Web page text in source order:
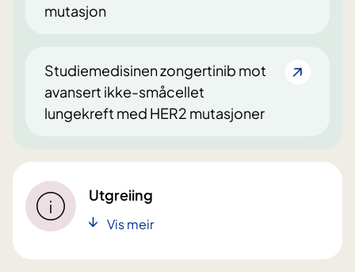
mutasjon
Studiemedisinen zongertinib mot
avansert ikke-småcellet
lungekreft med HER2 mutasjoner
Utgreiing
Vis meir